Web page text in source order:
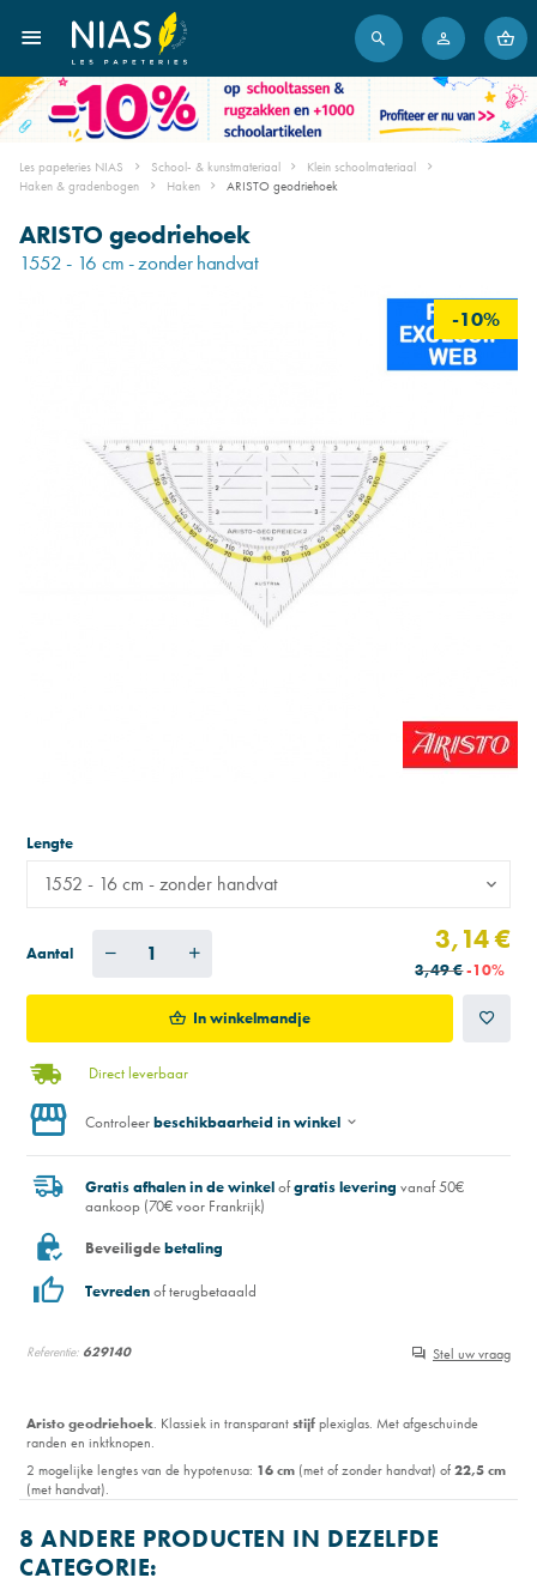
Les papeteries NIAS School- & kunstmateriaal
Klein schoolmateriaal
Haken & gradenbogen
Haken ARISTO geodriehoek
ARISTO geodriehoek
1552 - 16 cm - zonder handvat
-10%
Referentie: 629140 Stel uw vraag
Aristo geodriehoek. Klassiek in transparantstijfplexiglas. Met afgeschuinde
randen en inktknopen.
2 mogelijke lengtes van de hypotenusa: 16 cm (met of zonder handvat) of22,5 cm
(met handvat).
Lengte
1552 - 16 cm - zonder handvat
Aantal 3,14 €
3,49 €-10%
In winkelmandje
Direct leverbaar
Controleerbeschikbaarheid in winkel
Gratis afhalen in de winkelofgratis levering vanaf 50€
aankoop (70€ voor Frankrijk)
Beveiligdebetaling
Tevredenof terugbetaaald
8 ANDERE PRODUCTEN IN DEZELFDE
CATEGORIE: